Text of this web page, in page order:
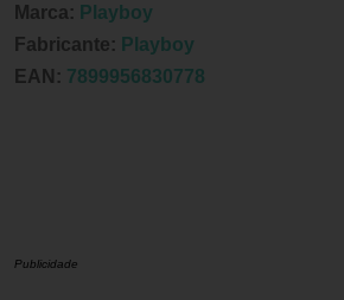
Marca: Playboy
Fabricante: Playboy
EAN: 7899956830778
Publicidade